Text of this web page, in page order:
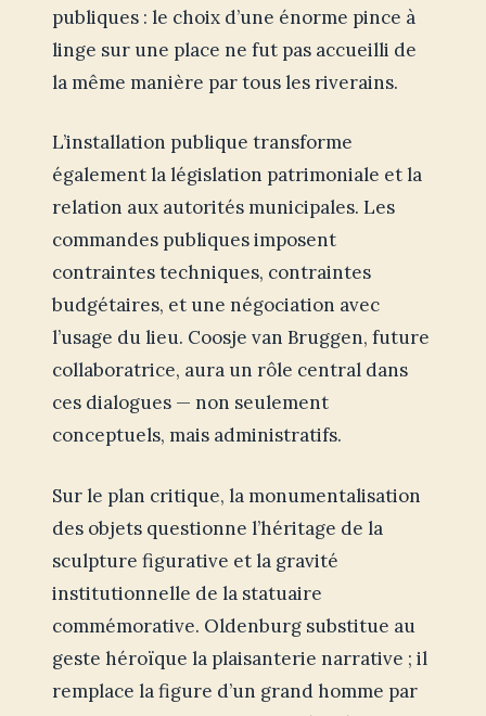
publiques : le choix d’une énorme pince à
linge sur une place ne fut pas accueilli de
la même manière par tous les riverains.
L’installation publique transforme
également la législation patrimoniale et la
relation aux autorités municipales. Les
commandes publiques imposent
contraintes techniques, contraintes
budgétaires, et une négociation avec
l’usage du lieu. Coosje van Bruggen, future
collaboratrice, aura un rôle central dans
ces dialogues — non seulement
conceptuels, mais administratifs.
Sur le plan critique, la monumentalisation
des objets questionne l’héritage de la
sculpture figurative et la gravité
institutionnelle de la statuaire
commémorative. Oldenburg substitue au
geste héroïque la plaisanterie narrative ; il
remplace la figure d’un grand homme par